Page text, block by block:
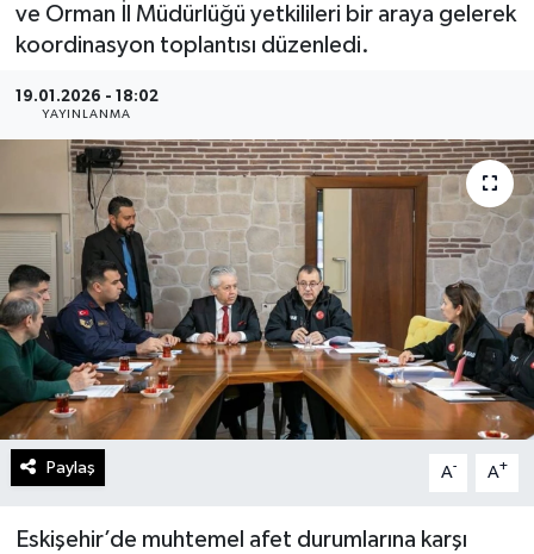
ve Orman İl Müdürlüğü yetkilileri bir araya gelerek
koordinasyon toplantısı düzenledi.
19.01.2026 - 18:02
YAYINLANMA
Paylaş A- A+
Eskişehir’de muhtemel afet durumlarına karşı
Eskişehirspor
Genel
Gündem
Kültür Sanat
Magazin
Politika
Sağlık
Spor
Teknoloji